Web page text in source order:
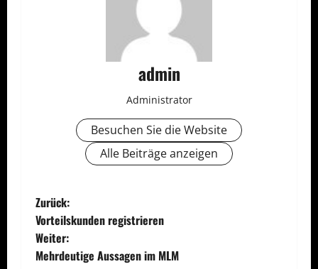
admin
Administrator
Besuchen Sie die Website
Alle Beiträge anzeigen
B
e
Zurück:
Vorteilskunden registrieren
Weiter:
Mehrdeutige Aussagen im MLM